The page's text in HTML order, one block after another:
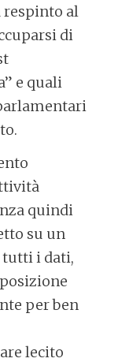
respinto al
di
e quali
quindi
su un
tutti i dati,
per ben
lecito